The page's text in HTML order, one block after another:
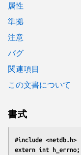
属性
準拠
注意
バグ
関連項目
この文書について
書式
#include <netdb.h>
extern int h_errno;